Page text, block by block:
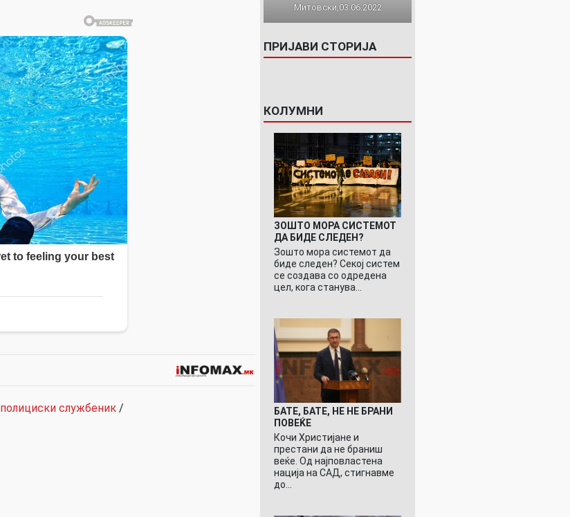
полициски службеник /
Митовски,03.06.2022
ПРИЈАВИ СТОРИЈА
КОЛУМНИ
ЗОШТО МОРА СИСТЕМОТ
ДА БИДЕ СЛЕДЕН?
Зошто мора системот да
биде следен? Секој систем
се создава со одредена
цел, кога станува…
БАТЕ, БАТЕ, НЕ НЕ БРАНИ
ПОВЕЌЕ
Кочи Христијане и
престани да не браниш
веќе. Од најповластена
нација на САД, стигнавме
до…